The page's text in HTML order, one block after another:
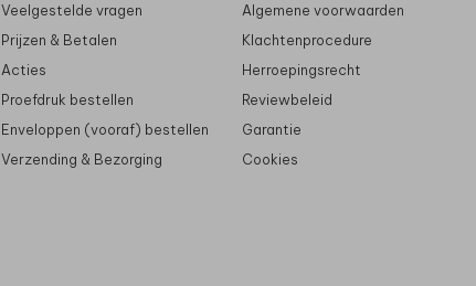
Veelgestelde vragen
Prijzen & Betalen
Acties
Proefdruk bestellen
Enveloppen (vooraf) bestellen
Verzending & Bezorging
Algemene voorwaarden
Klachtenprocedure
Herroepingsrecht
Reviewbeleid
Garantie
Cookies